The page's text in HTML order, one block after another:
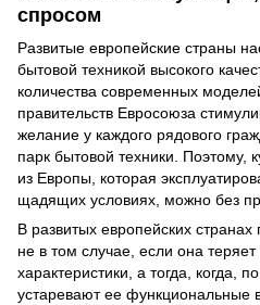
спросом
Развитые европейские страны
бытовой техникой высокого
количества современных
правительств Евросоюза
желание у каждого рядового
парк бытовой техники. Поэтому,
из Европы, которая
щадящих условиях, можно без
В развитых европейских странах
не в том случае, если она
характеристики, а тогда, когда,
устаревают ее функциональные